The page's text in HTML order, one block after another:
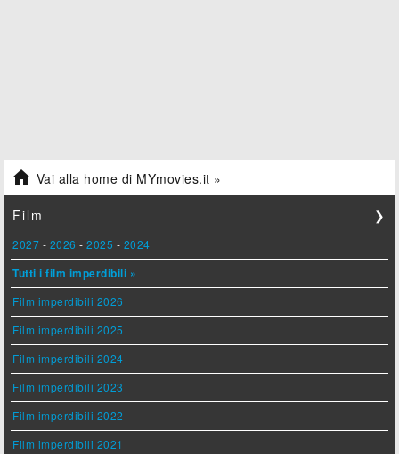
 Vai alla home di MYmovies.it »
Film ❯
2027 - 2026 -2025 - 2024
Tutti i film imperdibili »
Film imperdibili 2026
Film imperdibili 2025
Film imperdibili 2024
Film imperdibili 2023
Film imperdibili 2022
Film imperdibili 2021